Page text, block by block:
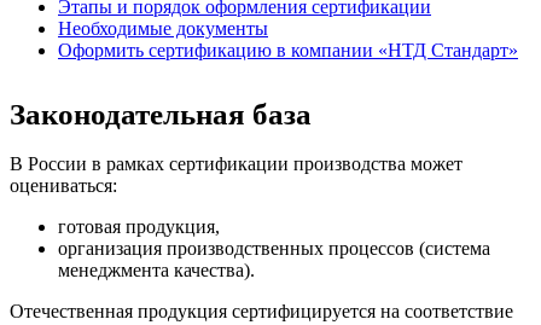
Этапы и порядок оформления сертификации
Необходимые документы
Оформить сертификацию в компании «НТД Стандарт»
Законодательная база
В России в рамках сертификации производства может
оцениваться:
готовая продукция,
организация производственных процессов (система
менеджмента качества).
Отечественная продукция сертифицируется на соответствие